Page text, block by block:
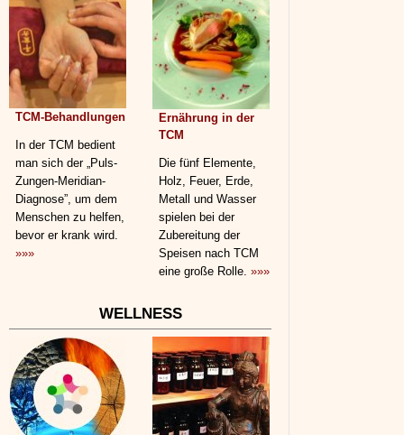
TCM-Behandlungen
In der TCM bedient
man sich der „Puls-
Zungen-Meridian-
Diagnose”, um dem
Menschen zu helfen,
bevor er krank wird.
»»»
Ernährung in der
TCM
Die fünf Elemente,
Holz, Feuer, Erde,
Metall und Wasser
spielen bei der
Zubereitung der
Speisen nach TCM
eine große Rolle. »»»
WELLNESS